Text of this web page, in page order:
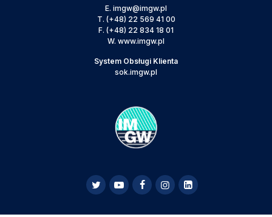
E. imgw@imgw.pl
T. (+48) 22 569 41 00
F. (+48) 22 834 18 01
W. www.imgw.pl
System Obsługi Klienta
sok.imgw.pl